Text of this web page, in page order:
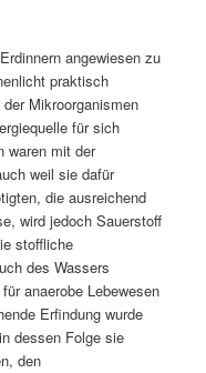
angewiesen zu
praktisch
Mikroorganismen
für sich
waren mit der
weil sie dafür
die ausreichend
wird jedoch Sauerstoff
stoffliche
des Wassers
anaerobe Lebewesen
Erfindung wurde
dessen Folge sie
den